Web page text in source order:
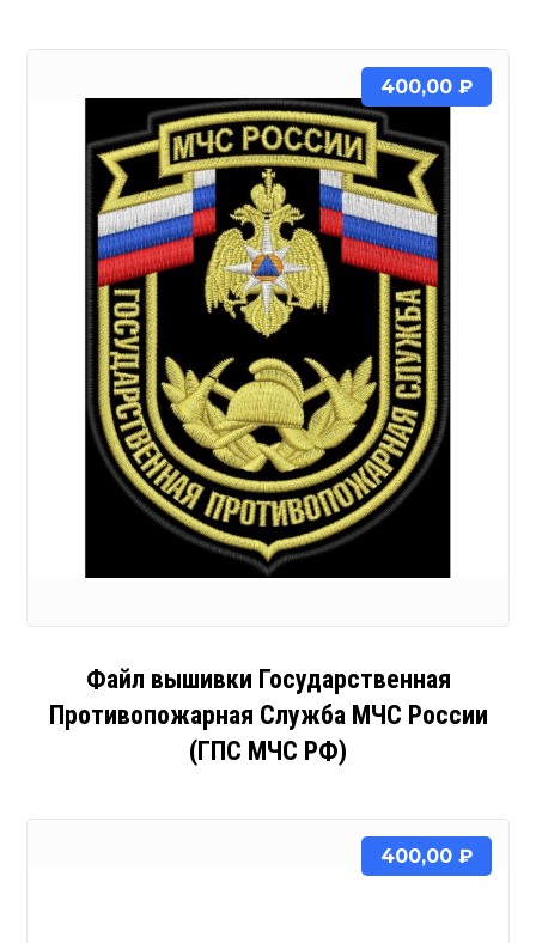
Файл вышивки Государственная
Противопожарная Служба МЧС России
(ГПС МЧС РФ)
400,00 ₽
400,00 ₽